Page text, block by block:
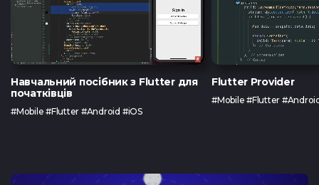
Навчальний посібник з Flutter для
початківців
#Mobile #Flutter #Android #iOS
Flutter Provider
#Mobile #Flutter